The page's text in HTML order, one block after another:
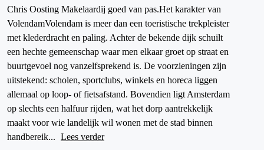
Chris Oosting Makelaardij goed van pas.Het karakter van
VolendamVolendam is meer dan een toeristische trekpleister
met klederdracht en paling. Achter de bekende dijk schuilt
een hechte gemeenschap waar men elkaar groet op straat en
buurtgevoel nog vanzelfsprekend is. De voorzieningen zijn
uitstekend: scholen, sportclubs, winkels en horeca liggen
allemaal op loop- of fietsafstand. Bovendien ligt Amsterdam
op slechts een halfuur rijden, wat het dorp aantrekkelijk
maakt voor wie landelijk wil wonen met de stad binnen
handbereik... Lees verder